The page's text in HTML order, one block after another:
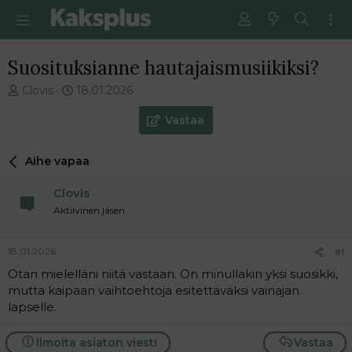
Suosituksianne hautajaismusiikiksi?
V
e
t
n
a
o
i
t
t
Clovis
E
m
i
n
i
s
i
18.01.2026
Vastaa
Aihe vapaa
Clovis
Aktiivinen jäsen
18.01.2026 #1
Otan mielelläni niitä vastaan. On minullakin yksi suosikki,
mutta kaipaan vaihtoehtoja esitettäväksi vainajan
lapselle.
Vastaa
Ilmoita asiaton viesti